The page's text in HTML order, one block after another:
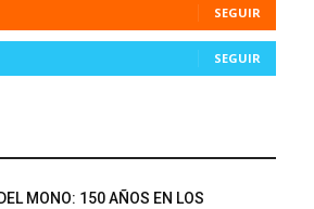
SEGUIR
SEGUIR
MONO: 150 AÑOS EN LOS